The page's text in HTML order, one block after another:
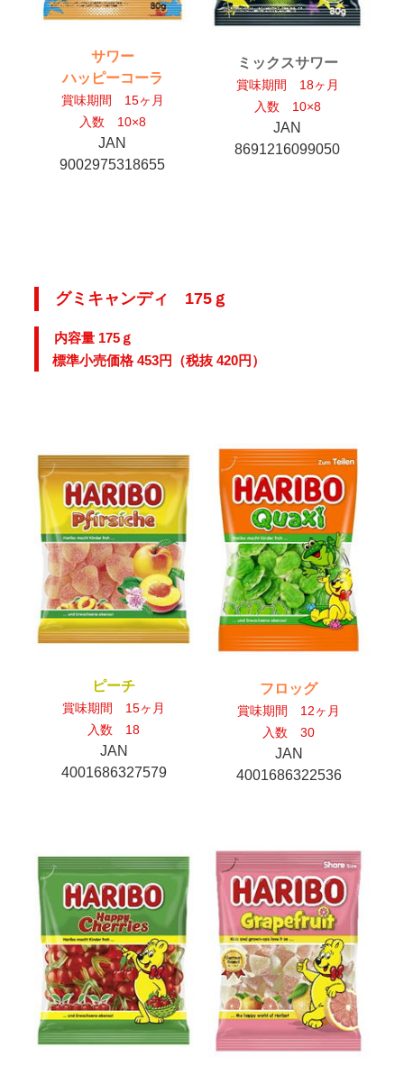
サワー
ハッピーコーラ
賞味期間 15ヶ月
入数 10×8
JAN
9002975318655
ミックスサワー
賞味期間 18ヶ月
入数 10×8
JAN
8691216099050
グミキャンディ 175ｇ
内容量 175ｇ
標準小売価格 453円（税抜 420円）
ピーチ
賞味期間 15ヶ月
入数 18
JAN
4001686327579
フロッグ
賞味期間 12ヶ月
入数 30
JAN
4001686322536